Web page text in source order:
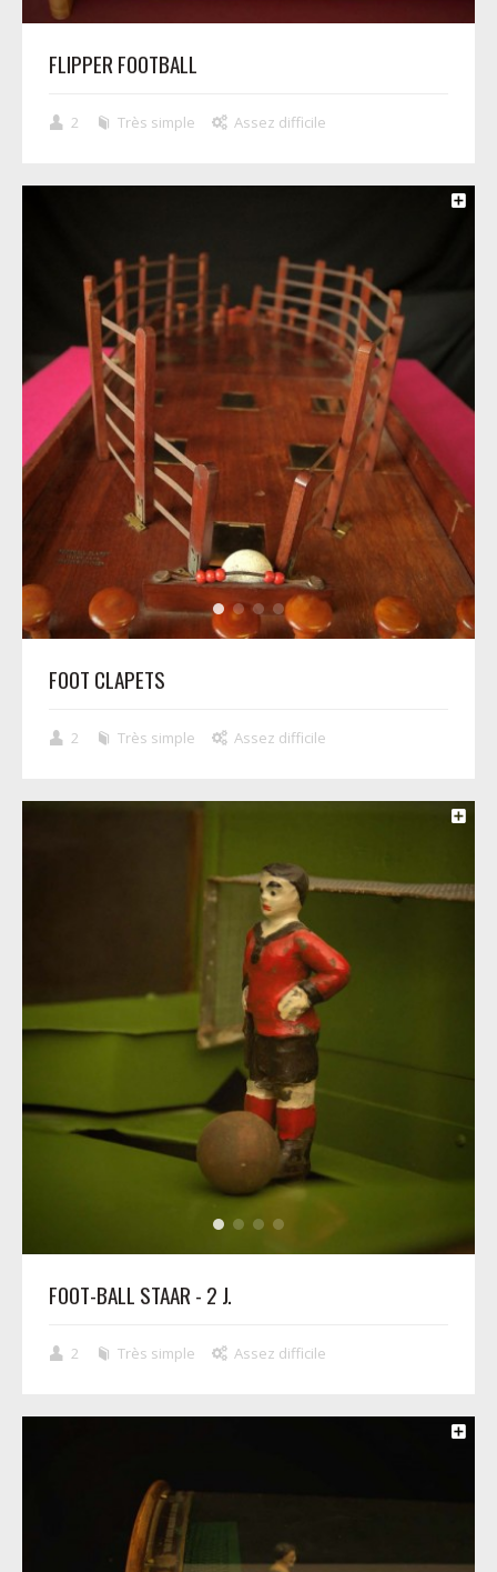
FLIPPER FOOTBALL
2 Très simple Assez difficile
FOOT CLAPETS
2 Très simple Assez difficile
FOOT-BALL STAAR - 2 J.
2 Très simple Assez difficile